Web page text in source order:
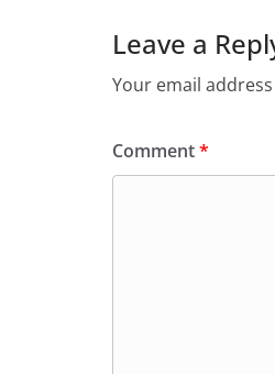
Leave a
Your email
Comment*